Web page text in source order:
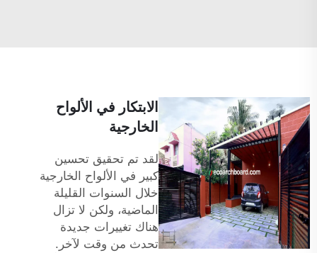
الابتكار في الألواح
الخارجية
لقد تم تحقيق تحسين
كبير في الألواح الخارجية
خلال السنوات القليلة
الماضية، ولكن لا تزال
هناك تغييرات جديدة
تحدث من وقت لآخر.